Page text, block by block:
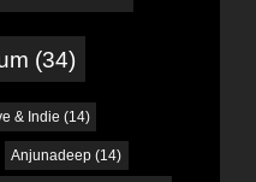
(34)
& Indie (14)
Anjunadeep (14)